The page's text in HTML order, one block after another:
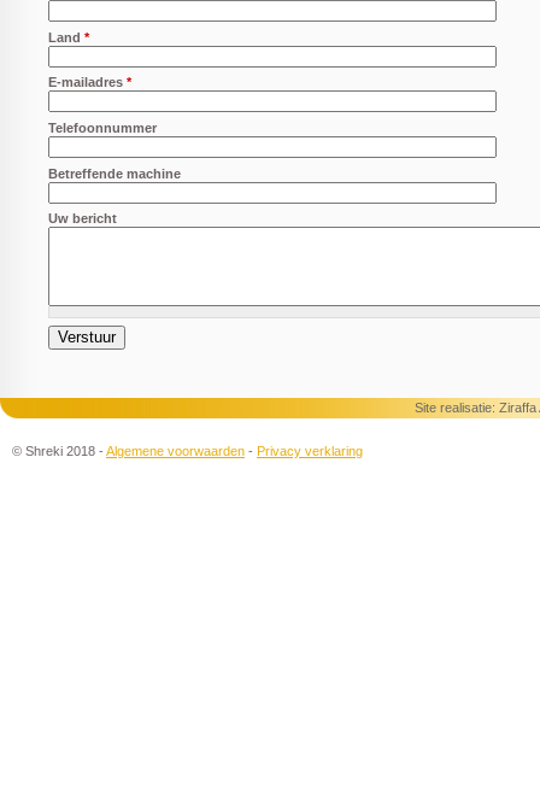
Land *
E-mailadres *
Telefoonnummer
Betreffende machine
Uw bericht
Site realisatie: Ziraffa
© Shreki 2018 - Algemene voorwaarden - Privacy verklaring